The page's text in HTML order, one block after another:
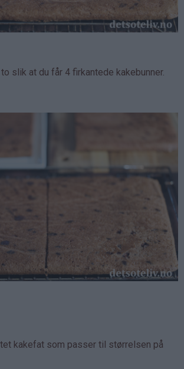
slik at du får 4 firkantede kakebunner.
kakefat som passer til størrelsen på